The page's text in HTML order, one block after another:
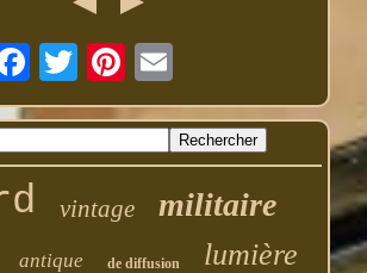
vintage militaire
antique de diffusion lumière